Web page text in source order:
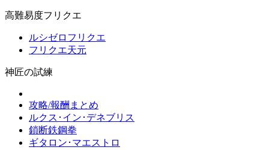
高難易度フリクエ
ルシゼロフリクエ
フリクエ天元
神匠の試練
攻略/報酬まとめ
ルクス･イン･デネブリス
鎖断鉄鋼拳
ギタロン･マエストロ